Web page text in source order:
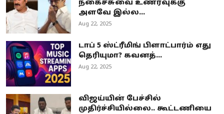
நகைச்சுவை உணர்வுக்கு
அளவே இல்ல...
Aug 22, 2025
டாப் 5 ஸ்ட்ரீமிங் பிளாட்பார்ம் எது
தெரியுமா? கவனத்...
Aug 22, 2025
விஜய்யின் பேச்சில்
முதிர்ச்சியில்லை.. கூட்டணியை